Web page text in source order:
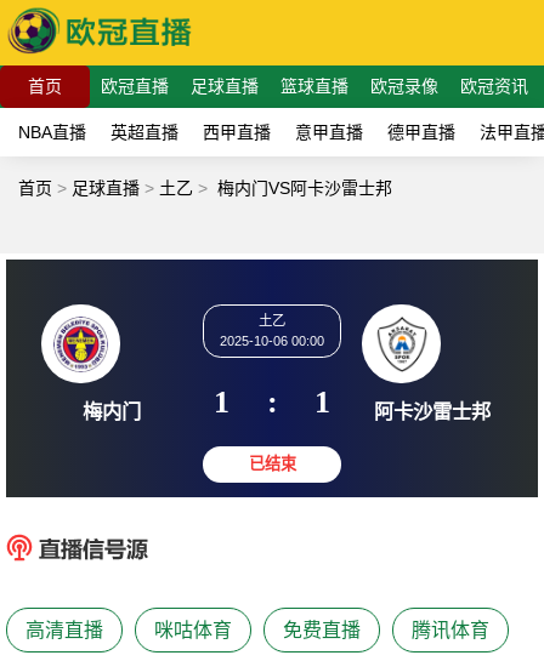
首页 欧冠直播 足球直播 篮球直播 欧冠录像 欧冠资讯
NBA直播 英超直播 西甲直播 意甲直播 德甲直播 法甲直
首页 > 足球直播 > 土乙 > 梅内门VS阿卡沙雷士邦
梅内门
土乙
2025-10-06 00:00
1 : 1 阿卡沙
高清直播 咪咕体育 免费直播 腾讯体育